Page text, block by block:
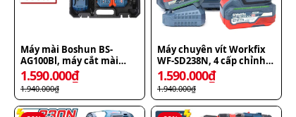
Máy mài Boshun BS-
AG100Bl, máy cắt mài
công tắc bóp
1.590.000₫
1.940.000₫
Máy chuyên vít Workfix
WF-SD238N, 4 cấp chỉnh
tốc, đầu gài 1/4 ngậm vít
nhanh, đèn led siêu sáng
1.590.000₫
1.940.000₫